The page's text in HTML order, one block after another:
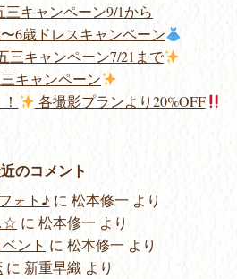
キャンペーン9/1から
6歳ドレスキャンペーン
三キャンペーン7/21まで
キャンペーン
各撮影プランより20%OFF
のコメント
ォト♪ に 松本修一 より
に 松本修一 より
ント に 松本修一 より
に 新重早織 より